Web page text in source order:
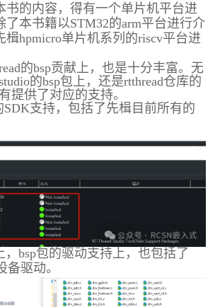
书的内容，得有一个单片机平台进
了本书籍以STM32的arm平台进行介
楫hpmicro单片机系列的riscv平台进
的bsp贡献上，也是十分丰富。无
的bsp包上，还是rtthread仓库的
提供了对应的支持。
SDK支持，包括了先楫目前所有的
，bsp包的驱动支持上，也包括了
备驱动。